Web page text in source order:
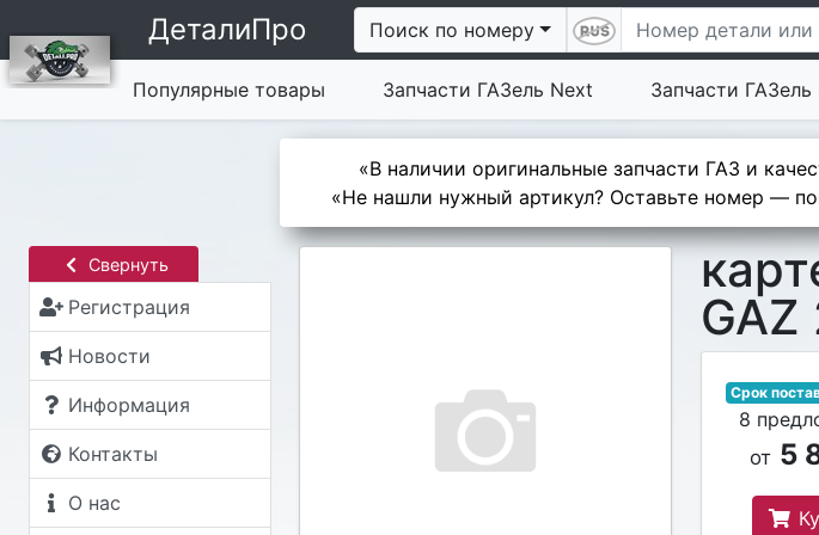
ДеталиПро Поиск по номеру
Популярные товары Запчасти ГАЗель Next Запчасти ГАЗель
«В наличии оригинальные запчасти ГАЗ и
«Не нашли нужный артикул? Оставьте номер —
Свернуть
Регистрация
Новости
Информация
Контакты
О нас
Срок
8
от 5